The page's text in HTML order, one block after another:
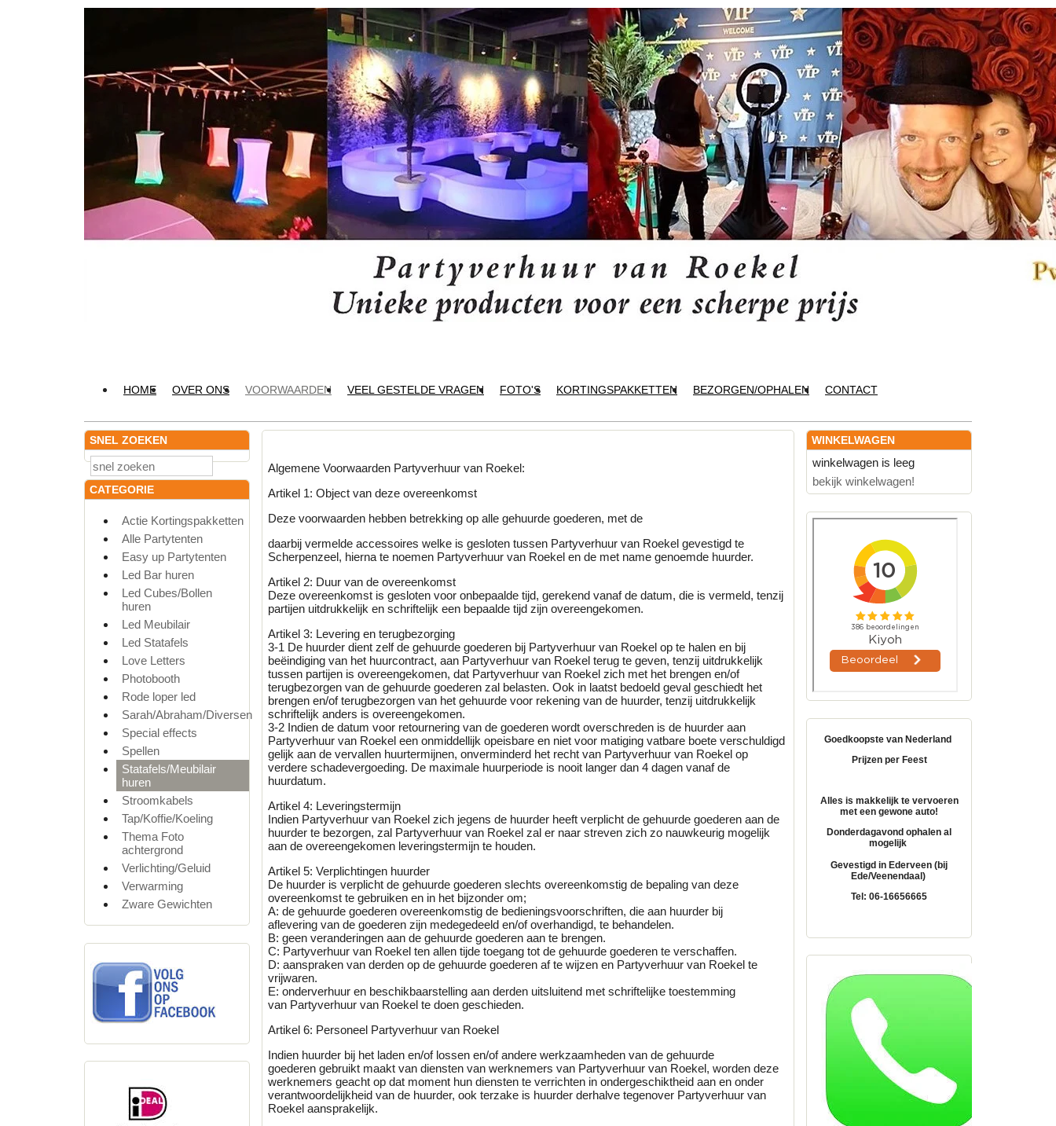
HOME OVER ONS VOORWAARDEN VEEL GESTELDE VRAGEN FOTO'S KORTINGSPAKKETTEN BEZORGEN/OPHALEN CONTACT
SNEL ZOEKEN
CATEGORIE
Actie Kortingspakketten
Alle Partytenten
Easy up Partytenten
Led Bar huren
Led Cubes/Bollen
huren
Led Meubilair
Led Statafels
Love Letters
Photobooth
Rode loper led
Sarah/Abraham/Diversen
Special effects
Spellen
Statafels/Meubilair
huren
Stroomkabels
Tap/Koffie/Koeling
Thema Foto
achtergrond
Verlichting/Geluid
Verwarming
Zware Gewichten
Algemene Voorwaarden Partyverhuur van Roekel:
Artikel 1: Object van deze overeenkomst
Deze voorwaarden hebben betrekking op alle gehuurde goederen, met de
daarbij vermelde accessoires welke is gesloten tussen Partyverhuur van Roekel gevestigd te
Scherpenzeel, hierna te noemen Partyverhuur van Roekel en de met name genoemde huurder.
Artikel 2: Duur van de overeenkomst
Deze overeenkomst is gesloten voor onbepaalde tijd, gerekend vanaf de datum, die is vermeld, tenzij
partijen uitdrukkelijk en schriftelijk een bepaalde tijd zijn overeengekomen.
Artikel 3: Levering en terugbezorging
3-1 De huurder dient zelf de gehuurde goederen bij Partyverhuur van Roekel op te halen en bij
beëindiging van het huurcontract, aan Partyverhuur van Roekel terug te geven, tenzij uitdrukkelijk
tussen partijen is overeengekomen, dat Partyverhuur van Roekel zich met het brengen en/of
terugbezorgen van de gehuurde goederen zal belasten. Ook in laatst bedoeld geval geschiedt het
brengen en/of terugbezorgen van het gehuurde voor rekening van de huurder, tenzij uitdrukkelijk
schriftelijk anders is overeengekomen.
3-2 Indien de datum voor retournering van de goederen wordt overschreden is de huurder aan
Partyverhuur van Roekel een onmiddellijk opeisbare en niet voor matiging vatbare boete verschuldigd
gelijk aan de vervallen huurtermijnen, onverminderd het recht van Partyverhuur van Roekel op
verdere schadevergoeding. De maximale huurperiode is nooit langer dan 4 dagen vanaf de
huurdatum.
Artikel 4: Leveringstermijn
Indien Partyverhuur van Roekel zich jegens de huurder heeft verplicht de gehuurde goederen aan de
huurder te bezorgen, zal Partyverhuur van Roekel zal er naar streven zich zo nauwkeurig mogelijk
aan de overeengekomen leveringstermijn te houden.
Artikel 5: Verplichtingen huurder
De huurder is verplicht de gehuurde goederen slechts overeenkomstig de bepaling van deze
overeenkomst te gebruiken en in het bijzonder om;
A: de gehuurde goederen overeenkomstig de bedieningsvoorschriften, die aan huurder bij
aflevering van de goederen zijn medegedeeld en/of overhandigd, te behandelen.
B: geen veranderingen aan de gehuurde goederen aan te brengen.
C: Partyverhuur van Roekel ten allen tijde toegang tot de gehuurde goederen te verschaffen.
D: aanspraken van derden op de gehuurde goederen af te wijzen en Partyverhuur van Roekel te
vrijwaren.
E: onderverhuur en beschikbaarstelling aan derden uitsluitend met schriftelijke toestemming
van Partyverhuur van Roekel te doen geschieden.
Artikel 6: Personeel Partyverhuur van Roekel
Indien huurder bij het laden en/of lossen en/of andere werkzaamheden van de gehuurde
goederen gebruikt maakt van diensten van werknemers van Partyverhuur van Roekel, worden deze
werknemers geacht op dat moment hun diensten te verrichten in ondergeschiktheid aan en onder
verantwoordelijkheid van de huurder, ook terzake is huurder derhalve tegenover Partyverhuur van
Roekel aansprakelijk.
WINKELWAGEN
winkelwagen is leeg
bekijk winkelwagen!
Goedkoopste van Nederland
Prijzen per Feest
Alles is makkelijk te vervoeren
met een gewone auto!
Donderdagavond ophalen al
mogelijk
Gevestigd in Ederveen (bij
Ede/Veenendaal)
Tel: 06-16656665